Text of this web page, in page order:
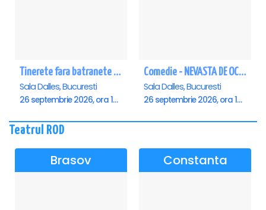
Tinerete fara batranete si viata fara de moarte
Sala Dalles, Bucuresti
26 septembrie 2026, ora 10:30
Comedie - NEVASTA DE OCAZIE !!!
Sala Dalles, Bucuresti
26 septembrie 2026, ora 19:00
Teatrul ROD
Brasov Constanta